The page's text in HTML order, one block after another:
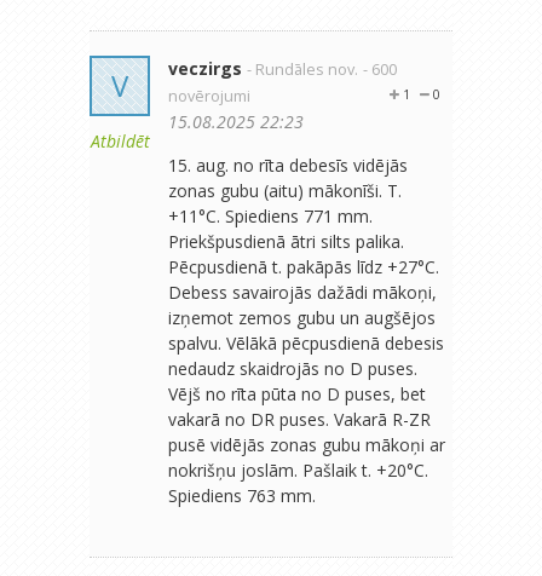
V
Atbildēt
veczirgs - Rundāles nov. - 600
novērojumi
0
1
15.08.2025 22:23
15. aug. no rīta debesīs vidējās
zonas gubu (aitu) mākonīši. T.
+11°C. Spiediens 771 mm.
Priekšpusdienā ātri silts palika.
Pēcpusdienā t. pakāpās līdz +27°C.
Debess savairojās dažādi mākoņi,
izņemot zemos gubu un augšējos
spalvu. Vēlākā pēcpusdienā debesis
nedaudz skaidrojās no D puses.
Vējš no rīta pūta no D puses, bet
vakarā no DR puses. Vakarā R-ZR
pusē vidējās zonas gubu mākoņi ar
nokrišņu joslām. Pašlaik t. +20°C.
Spiediens 763 mm.